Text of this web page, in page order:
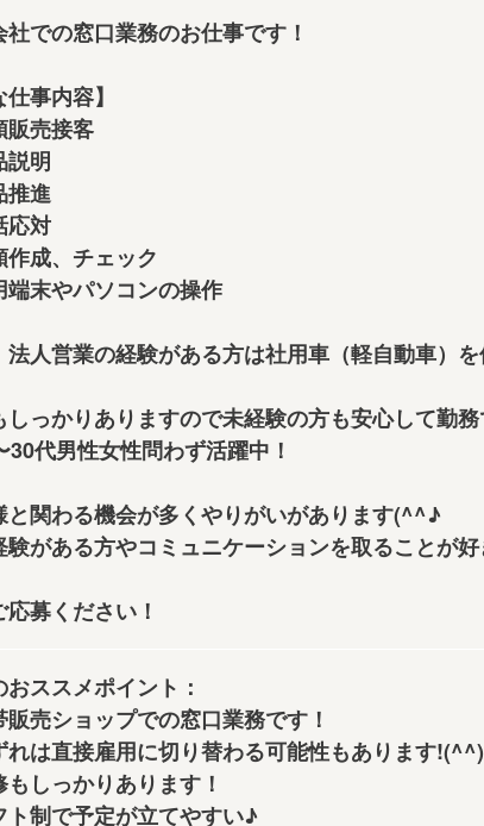
社での窓口業務のお仕事です！
仕事内容】
販売接客
説明
推進
応対
作成、チェック
端末やパソコンの操作
法人営業の経験がある方は社用車（軽自動車）
しっかりありますので未経験の方も安心して勤
30代男性女性問わず活躍中！
と関わる機会が多くやりがいがあります(^^♪
験がある方やコミュニケーションを取ることが
募ください！
ススメポイント：
販売ショップでの窓口業務です！
れは直接雇用に切り替わる可能性もあります
もしっかりあります！
ト制で予定が立てやすい♪